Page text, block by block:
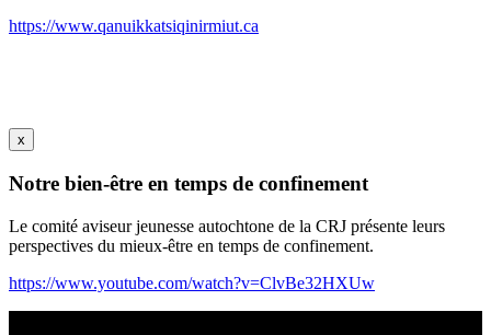
https://www.qanuikkatsiqinirmiut.ca
x
Notre bien-être en temps de confinement
Le comité aviseur jeunesse autochtone de la CRJ présente leurs
perspectives du mieux-être en temps de confinement.
https://www.youtube.com/watch?v=ClvBe32HXUw